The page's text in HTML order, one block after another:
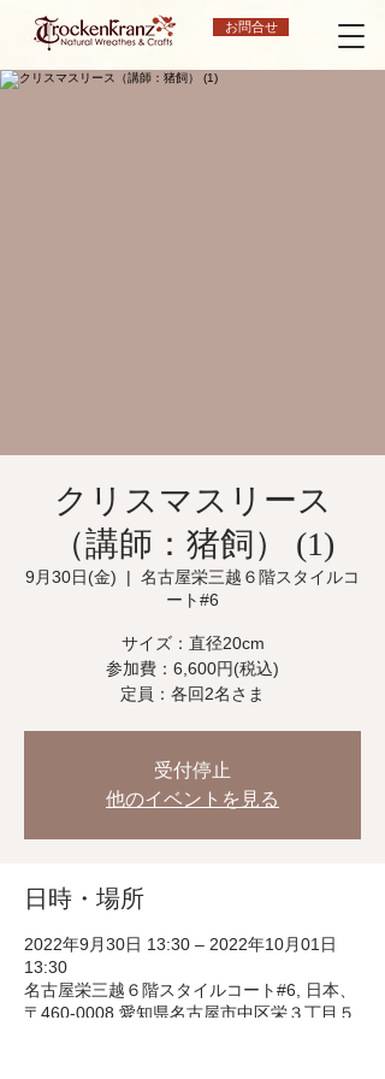
お問合せ
クリスマスリース
（講師：猪飼） (1)
9月30日(金)
  |
名古屋栄三越６階スタイルコ
ート#6
サイズ：直径20cm
参加費：6,600円(税込)
定員：各回2名さま
受付停止
他のイベントを見る
日時・場所
2022年9月30日 13:30 – 2022年10月01日
13:30
名古屋栄三越６階スタイルコート#6, 日本、
〒460-0008 愛知県名古屋市中区栄３丁目５